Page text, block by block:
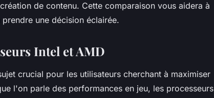
de contenu. Cette comparaison vous aidera à
une décision éclairée.
Intel et AMD
crucial pour les utilisateurs cherchant à maximiser
l'on parle des performances en jeu, les processeurs